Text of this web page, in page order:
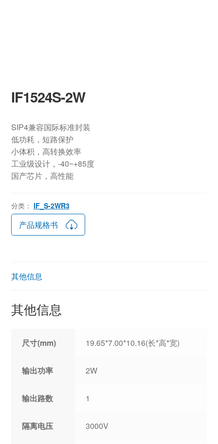
IF1524S-2W
SIP4兼容国际标准封装
低功耗，短路保护
小体积，高转换效率
工业级设计，-40~+85度
国产芯片，高性能
分类： IF_S-2WR3
产品规格书
其他信息
其他信息
尺寸(mm) 19.65*7.00*10.16(长*高*宽)
输出功率 2W
输出路数 1
隔离电压 3000V